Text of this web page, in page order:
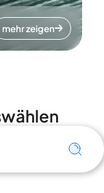
mehr zeigen